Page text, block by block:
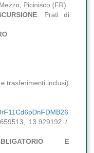
Picinisco (FR)
: Prati di
trasferimenti inclusi)
13.929192 /
E